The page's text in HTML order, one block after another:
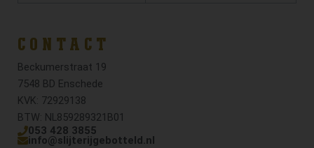
CONTACT
Beckumerstraat 19
7548 BD Enschede
KVK: 72929138
BTW: NL859289321B01
053 428 3855
info@slijterijgebotteld.nl